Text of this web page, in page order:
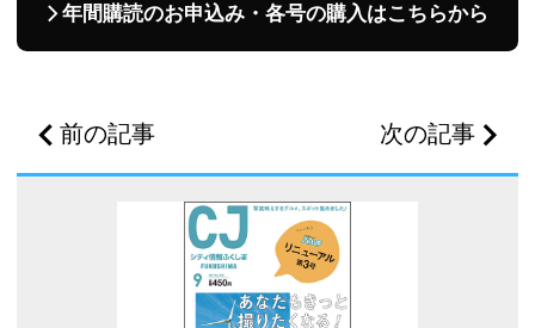
年間購読のお申込み・各号の購入はこちらから
前の記事 次の記事